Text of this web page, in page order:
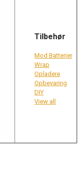
Tilbehør
Mod Batterier
Wrap
Opladere
Opbevaring
DIY
View all